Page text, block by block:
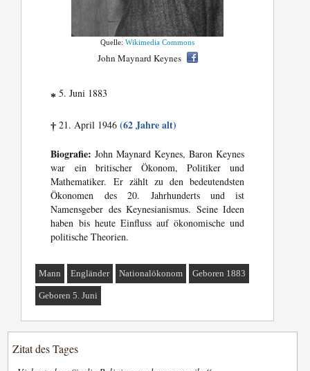
Quelle:Wikimedia Commons
John Maynard Keynes
* 5. Juni 1883
† 21. April 1946(62 Jahre alt)
Biografie: John Maynard Keynes, Baron Keynes
war ein britischer Ökonom, Politiker und
Mathematiker. Er zählt zu den bedeutendsten
Ökonomen des 20. Jahrhunderts und ist
Namensgeber des Keynesianismus. Seine Ideen
haben bis heute Einfluss auf ökonomische und
politische Theorien.
Mann Engländer Nationalökonom Geboren 1883
Geboren 5. Juni
Zitat des Tages